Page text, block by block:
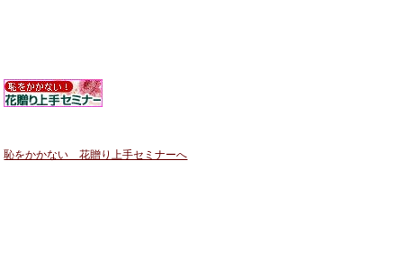
恥をかかない 花贈り上手セミナーへ